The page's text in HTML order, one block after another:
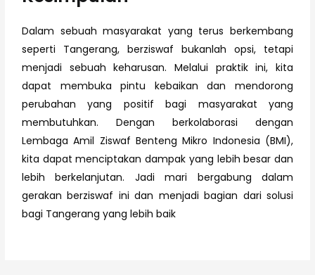
Dalam sebuah masyarakat yang terus berkembang
seperti Tangerang, berziswaf bukanlah opsi, tetapi
menjadi sebuah keharusan. Melalui praktik ini, kita
dapat membuka pintu kebaikan dan mendorong
perubahan yang positif bagi masyarakat yang
membutuhkan. Dengan berkolaborasi dengan
Lembaga Amil Ziswaf Benteng Mikro Indonesia (BMI),
kita dapat menciptakan dampak yang lebih besar dan
lebih berkelanjutan. Jadi mari bergabung dalam
gerakan berziswaf ini dan menjadi bagian dari solusi
bagi Tangerang yang lebih baik